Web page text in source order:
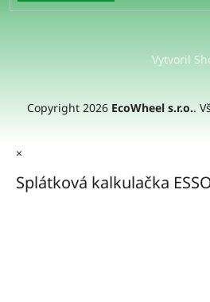
Vytvoril
Copyright 2026 EcoWheel s.r.o..
×
Splátková kalkulačka